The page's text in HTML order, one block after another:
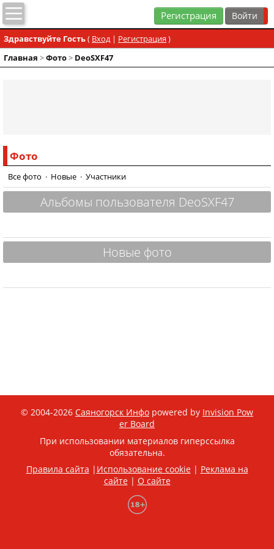
Регистрация
Здравствуйте Гость( Вход| Регистрация )
Главная >Фото> DeoSXF47
Фото
Все фото · Новые · Участники
Альбомы пользователя DeoSXF47
Новые фото
© 2004-2026 Саяногорск Инфо powered by Invision Pow
er Board
При использовании материалов гиперссылка
обязательна.
Правила сайта | Использование cookie| Реклама на
сайте| О сайте